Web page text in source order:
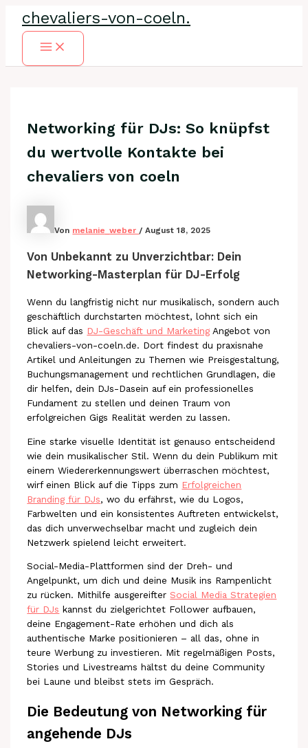
Inhalt
springen
chevaliers-von-coeln.
Main
Networking für DJs: So knüpfst
du wertvolle Kontakte bei
chevaliers von coeln
Von melanie_weber /August 18, 2025
Von Unbekannt zu Unverzichtbar: Dein
Networking-Masterplan für DJ-Erfolg
Wenn du langfristig nicht nur musikalisch, sondern auch
geschäftlich durchstarten möchtest, lohnt sich ein
Blick auf das DJ-Geschäft und Marketing Angebot von
chevaliers-von-coeln.de. Dort findest du praxisnahe
Artikel und Anleitungen zu Themen wie Preisgestaltung,
Buchungsmanagement und rechtlichen Grundlagen, die
dir helfen, dein DJs-Dasein auf ein professionelles
Fundament zu stellen und deinen Traum von
erfolgreichen Gigs Realität werden zu lassen.
Eine starke visuelle Identität ist genauso entscheidend
wie dein musikalischer Stil. Wenn du dein Publikum mit
einem Wiedererkennungswert überraschen möchtest,
wirf einen Blick auf die Tipps zum Erfolgreichen
Branding für DJs, wo du erfährst, wie du Logos,
Farbwelten und ein konsistentes Auftreten entwickelst,
das dich unverwechselbar macht und zugleich dein
Netzwerk spielend leicht erweitert.
Social-Media-Plattformen sind der Dreh- und
Angelpunkt, um dich und deine Musik ins Rampenlicht
zu rücken. Mithilfe ausgereifterSocial Media Strategien
für DJs kannst du zielgerichtet Follower aufbauen,
deine Engagement-Rate erhöhen und dich als
authentische Marke positionieren – all das, ohne in
teure Werbung zu investieren. Mit regelmäßigen Posts,
Stories und Livestreams hältst du deine Community
bei Laune und bleibst stets im Gespräch.
Die Bedeutung von Networking für
angehende DJs